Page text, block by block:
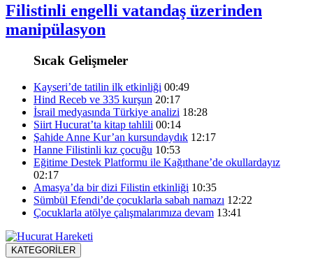
Filistinli engelli vatandaş üzerinden
manipülasyon
Sıcak Gelişmeler
Kayseri’de tatilin ilk etkinliği 00:49
Hind Receb ve 335 kurşun 20:17
İsrail medyasında Türkiye analizi 18:28
Siirt Hucurat’ta kitap tahlili 00:14
Şahide Anne Kur’an kursundaydık 12:17
Hanne Filistinli kız çocuğu 10:53
Eğitime Destek Platformu ile Kağıthane’de okullardayız
02:17
Amasya’da bir dizi Filistin etkinliği 10:35
Sümbül Efendi’de çocuklarla sabah namazı 12:22
Çocuklarla atölye çalışmalarımıza devam 13:41
KATEGORİLER